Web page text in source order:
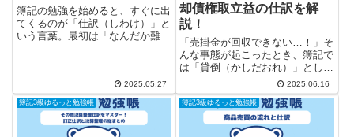
簿記の勉強を始めると、すぐに出
てくるのが「仕訳（しわけ）」と
いう言葉。最初は「なんだか難し
かを、左と右に書き分けるルー
ル」です。つまり、“記録の型”を
覚...
2025.05.27
却債権取立益の仕訳を解
説！
「売掛金が回収できない…！」そ
んな事態が起こったとき、簿記で
は「貸倒（かしだおれ）」として
処理します。また、「いつか回収
できないかもしれない…」という
将来のリスクに備えるのが「貸倒
引当金」です。 今回は、貸倒損
失・償却債権取立益・貸倒引当
2025.06.16
簿記3級ゆるっと勉強帳 簿記3級ゆるっと勉強帳